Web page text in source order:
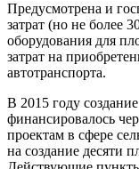
Предусмотрена и
затрат (но не более
оборудования для
затрат на
автотранспорта.
В 2015 году
финансировалось
проектам в сфере
на создание десяти